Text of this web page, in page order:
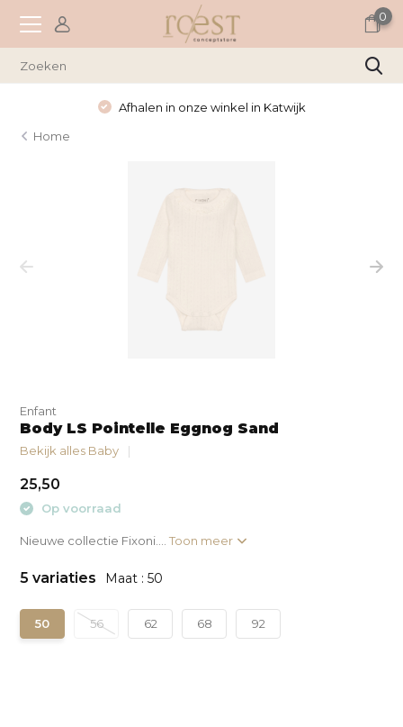
0
Afhalen in onze winkel in Katwijk
Home
Enfant
Body LS Pointelle Eggnog Sand
Bekijk alles Baby
25,50
Op voorraad
Nieuwe collectie Fixoni....Toon meer
5 variaties Maat : 50
50 56 62 68 92